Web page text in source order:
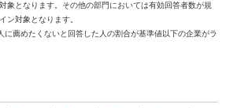
象となります。その他の部門においては有効回答者数が規
ン対象となります。
薦めたくないと回答した人の割合が基準値以下の企業がラ